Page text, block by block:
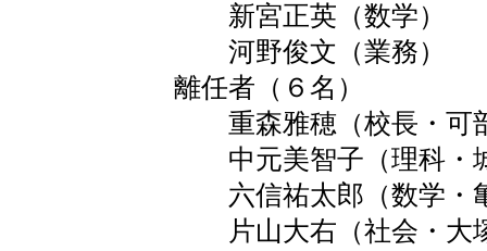
新宮正英（数学）
河野俊文（業務）
離任者（６名）
重森雅穂（校長・可
中元美智子（理科・
六信祐太郎（数学・
片山大右（社会・大